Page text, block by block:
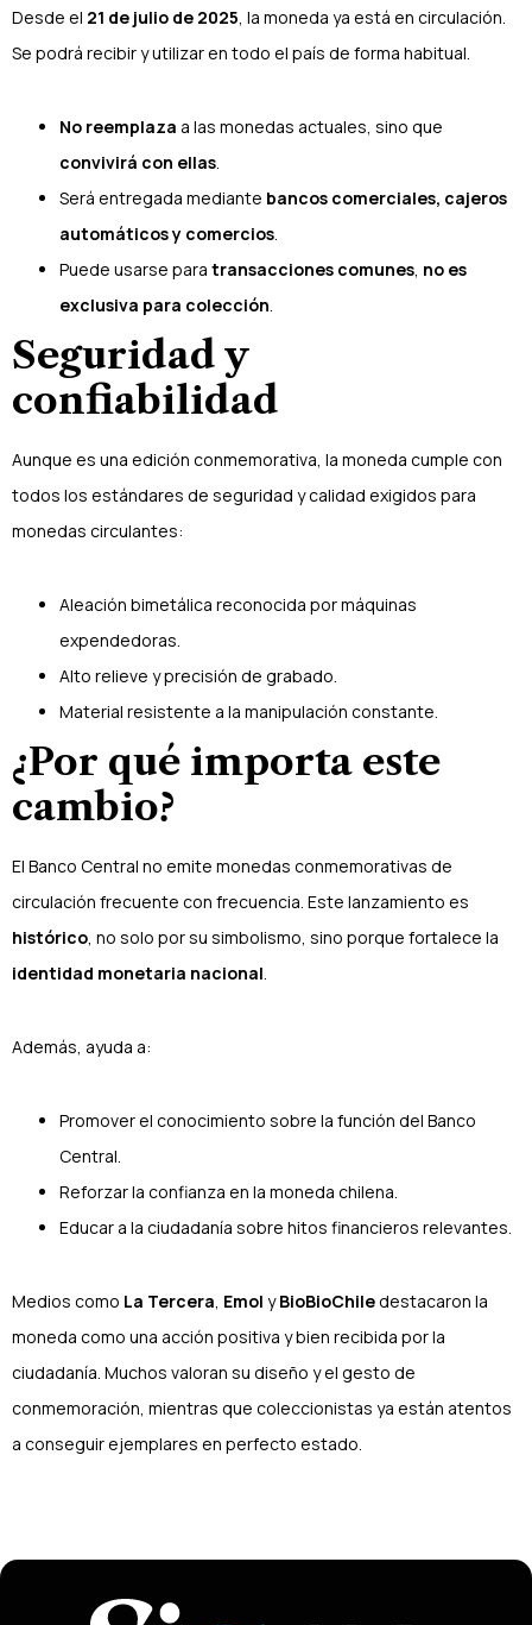
Desde el 21 de julio de 2025, la moneda ya está en circulación.
Se podrá recibir y utilizar en todo el país de forma habitual.
No reemplaza a las monedas actuales, sino que
convivirá con ellas.
Será entregada mediante bancos comerciales, cajeros
automáticos y comercios.
Puede usarse para transacciones comunes, no es
exclusiva para colección.
Seguridad y
confiabilidad
Aunque es una edición conmemorativa, la moneda cumple con
todos los estándares de seguridad y calidad exigidos para
monedas circulantes:
Aleación bimetálica reconocida por máquinas
expendedoras.
Alto relieve y precisión de grabado.
Material resistente a la manipulación constante.
¿Por qué importa este
cambio?
El Banco Central no emite monedas conmemorativas de
circulación frecuente con frecuencia. Este lanzamiento es
histórico, no solo por su simbolismo, sino porque fortalece la
identidad monetaria nacional.
Además, ayuda a:
Promover el conocimiento sobre la función del Banco
Central.
Reforzar la confianza en la moneda chilena.
Educar a la ciudadanía sobre hitos financieros relevantes.
Medios como La Tercera, Emol yBioBioChiledestacaron la
moneda como una acción positiva y bien recibida por la
ciudadanía. Muchos valoran su diseño y el gesto de
conmemoración, mientras que coleccionistas ya están atentos
a conseguir ejemplares en perfecto estado.